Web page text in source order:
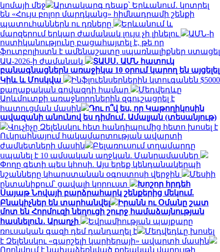
կոմայի մեջ
Արտակարգ դեպք՝ Երևանում․ կոտրել
են «Հույս բոլոր մարդկանց» հիմնադրամի շենքի
պատուհաններն ու դռները
Երևանում և
մարզերում երկար ժամանակ լույս չի լինելու
ԱՄՆ-ի
ոստիկանությունը բացահայտել է, թե որ
ֆուտբոլիստն է ամենաշատը uպառնալիքներ ստացել
ԱԱ-2026-ի ժամանակ
ՏԱՍՍ․ ԱՄՆ հատուկ
բանագնացներն առաջիկա 10 օրում կարող են այցելել
Կիև և Մոսկվա
Ինֆլուենսերներին կտուգանեն $5000
քաղաքական գովազդի համար
Մեդվեդևը
Արևմուտքի առաջնորդներին զգուշացրել է
հատուցման մասին
Դու ո՞վ ես, որ Կաթողիկոսին
ավազանի անունով ես դիմում․ Ամալյան (տեսանյութ)
Վուչիչը Զելենսկու հետ հանդիպումից հետո խոսել է
Ուկրաինայում հակամարտության ավարտի
ժամկետների մասին
Բելառուսում տղամարդը
սպանել է 10 ամսական աղջկան. Մանրամասներ
Փողը գետի պես կհոսի. Այս երեք կենդանակերպի
նշանները կհարստանան օգոստոսի վերջին
Մեսիի
ընտանիքում՝ ցավալի կորուստ
Խոշոր հրդեհ
Սայաթ Նովայի բարձրահարկ շենքերից մեկում.
Բնակիչներ են տարհանվել
Իրանն ու Օմանը շատ
մոտ են Հորմուզի նեղուցի շուրջ համաձայնության
հասնելուն․ Արաղչի
Եվրամիության պայքարը
ռուսական գազի դեմ դանդաղել է
Մեդվեդևը խոսել
է Զելենսկու «գարշելի կարիերայի» ավարտի մասին
Որոնվում է նախաձեռնված քրեական վարույթի